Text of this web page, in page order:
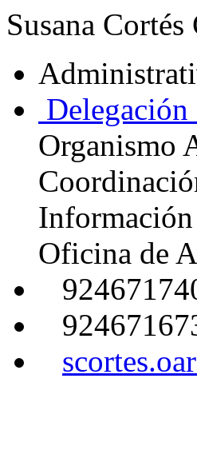
Susana Cortés
Organismo
Oficina de